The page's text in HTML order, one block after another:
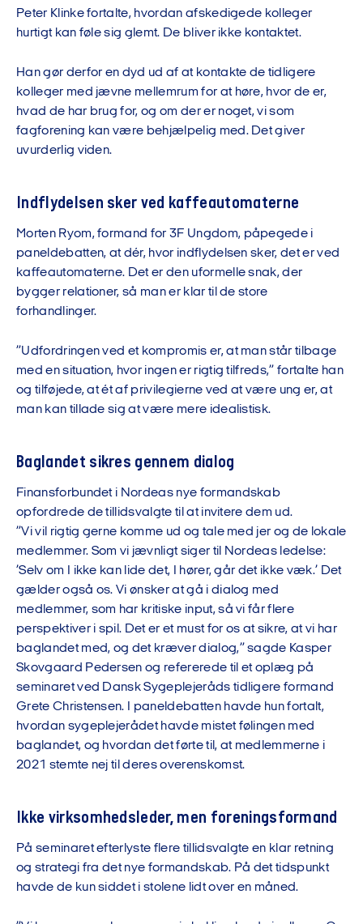
Peter Klinke fortalte, hvordan afskedigede kolleger
hurtigt kan føle sig glemt. De bliver ikke kontaktet.
Han gør derfor en dyd ud af at kontakte de tidligere
kolleger med jævne mellemrum for at høre, hvor de er,
hvad de har brug for, og om der er noget, vi som
fagforening kan være behjælpelig med. Det giver
uvurderlig viden.
Indflydelsen sker ved kaffeautomaterne
Morten Ryom, formand for 3F Ungdom, påpegede i
paneldebatten, at dér, hvor indflydelsen sker, det er ved
kaffeautomaterne. Det er den uformelle snak, der
bygger relationer, så man er klar til de store
forhandlinger.
”Udfordringen ved et kompromis er, at man står tilbage
med en situation, hvor ingen er rigtig tilfreds,” fortalte han
og tilføjede, at ét af privilegierne ved at være ung er, at
man kan tillade sig at være mere idealistisk.
Baglandet sikres gennem dialog
Finansforbundet i Nordeas nye formandskab
opfordrede de tillidsvalgte til at invitere dem ud.
”Vi vil rigtig gerne komme ud og tale med jer og de lokale
medlemmer. Som vi jævnligt siger til Nordeas ledelse:
’Selv om I ikke kan lide det, I hører, går det ikke væk.’ Det
gælder også os. Vi ønsker at gå i dialog med
medlemmer, som har kritiske input, så vi får flere
perspektiver i spil. Det er et must for os at sikre, at vi har
baglandet med, og det kræver dialog,” sagde Kasper
Skovgaard Pedersen og refererede til et oplæg på
seminaret ved Dansk Sygeplejeråds tidligere formand
Grete Christensen. I paneldebatten havde hun fortalt,
hvordan sygeplejerådet havde mistet følingen med
baglandet, og hvordan det førte til, at medlemmerne i
2021 stemte nej til deres overenskomst.
Ikke virksomhedsleder, men foreningsformand
På seminaret efterlyste flere tillidsvalgte en klar retning
og strategi fra det nye formandskab. På det tidspunkt
havde de kun siddet i stolene lidt over en måned.